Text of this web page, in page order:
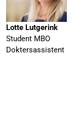
Lotte Lutgerink
Student MBO
Doktersassistent